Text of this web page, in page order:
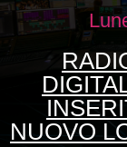
NUOVO